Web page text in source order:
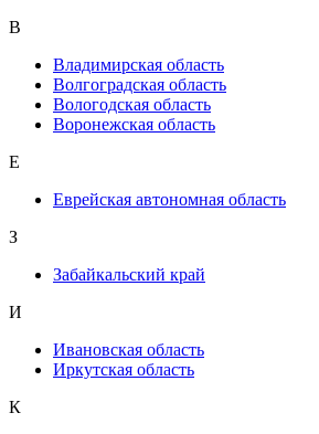
В
Владимирская область
Волгоградская область
Вологодская область
Воронежская область
Е
Еврейская автономная область
З
Забайкальский край
И
Ивановская область
Иркутская область
К